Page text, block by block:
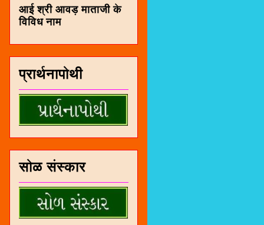
आई श्री आवड़ माताजी के
विविध नाम
प्रार्थनापोथी
सोळ संस्कार